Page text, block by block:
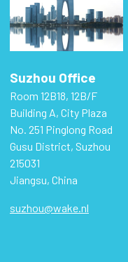
Suzhou Office
Room 12B18, 12B/F
Building A, City Plaza
No. 251 Pinglong Road
Gusu District, Suzhou
215031
Jiangsu, China
suzhou@wake.nl